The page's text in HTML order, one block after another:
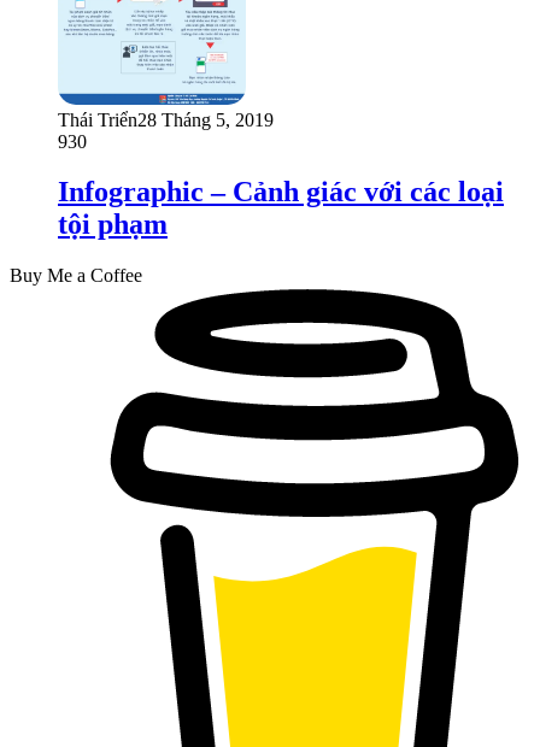
Thái Triển28 Tháng 5, 2019
930
Infographic – Cảnh giác với các loại
tội phạm
Buy Me a Coffee